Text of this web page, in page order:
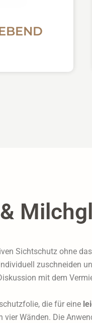
Sichtschutz ohne
zuschneiden
mit dem
die für eine
Wänden. Die